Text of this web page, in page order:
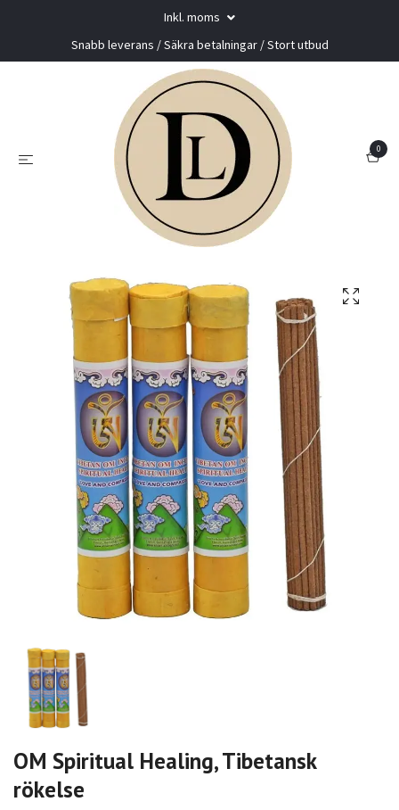
Inkl. moms
Snabb leverans / Säkra betalningar / Stort utbud
0
OM Spiritual Healing, Tibetansk
rökelse